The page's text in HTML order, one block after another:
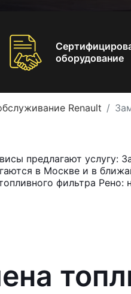
оборудование
Renault
предлагают услугу:
в Москве и в
фильтра Рено: